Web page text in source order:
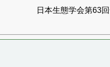
日本生態学会第63